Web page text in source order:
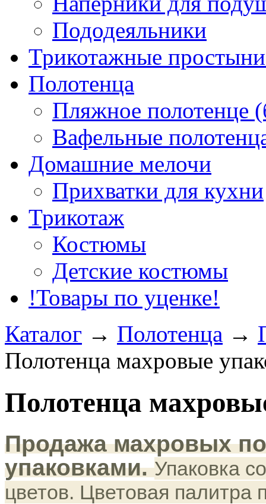
Пододеяльники
Трикотажные
Полотенца
Пляжное полотенце
Вафельные
Домашние мелочи
Прихватки для кухни
Трикотаж
Костюмы
Детские костюмы
!Товары по уценке!
Каталог → Полотенца →
Полотенца махровые
Полотенца
Продажа махровых
упаковками.Упаковка
цветов. Цветовая палитра